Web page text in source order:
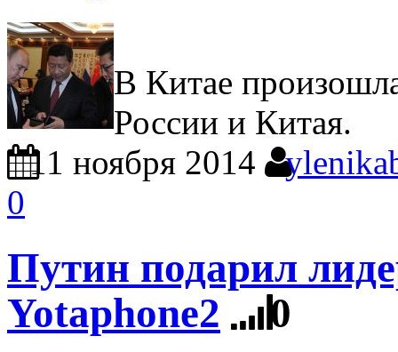
В Китае
России и Китая.
11 ноября 2014
0
Путин подарил
Yotaphone2
0